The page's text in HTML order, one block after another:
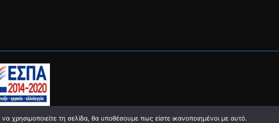
τη σελίδα, θα υποθέσουμε πως είστε ικανοποιημένοι με αυτό.